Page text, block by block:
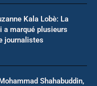
Kala Lobè: La
a marqué plusieurs
journalistes
Shahabuddin,